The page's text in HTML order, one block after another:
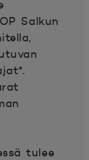
Salkun
tulee